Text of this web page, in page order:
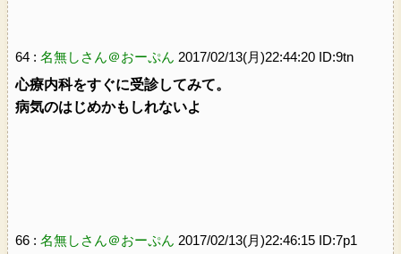
64 : 名無しさん＠おーぷん 2017/02/13(月)22:44:20 ID:9tn
心療内科をすぐに受診してみて。
病気のはじめかもしれないよ
66 : 名無しさん＠おーぷん 2017/02/13(月)22:46:15 ID:7p1